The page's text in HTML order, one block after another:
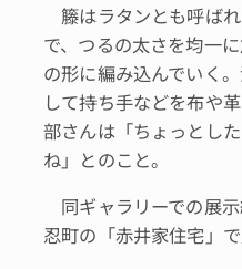
籐はラタンとも呼ば
で、つるの太さを均一
の形に編み込んでいく
して持ち手などを布や
部さんは「ちょっとし
ね」とのこと。
同ギャラリーでの展
忍町の「赤井家住宅」